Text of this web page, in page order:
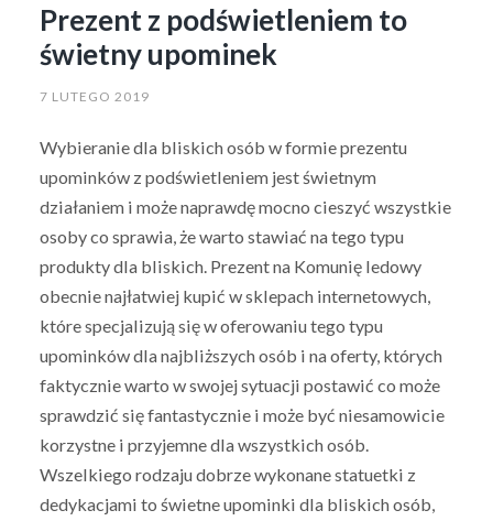
Prezent z podświetleniem to
świetny upominek
7 LUTEGO 2019
Wybieranie dla bliskich osób w formie prezentu
upominków z podświetleniem jest świetnym
działaniem i może naprawdę mocno cieszyć wszystkie
osoby co sprawia, że warto stawiać na tego typu
produkty dla bliskich. Prezent na Komunię ledowy
obecnie najłatwiej kupić w sklepach internetowych,
które specjalizują się w oferowaniu tego typu
upominków dla najbliższych osób i na oferty, których
faktycznie warto w swojej sytuacji postawić co może
sprawdzić się fantastycznie i może być niesamowicie
korzystne i przyjemne dla wszystkich osób.
Wszelkiego rodzaju dobrze wykonane statuetki z
dedykacjami to świetne upominki dla bliskich osób,